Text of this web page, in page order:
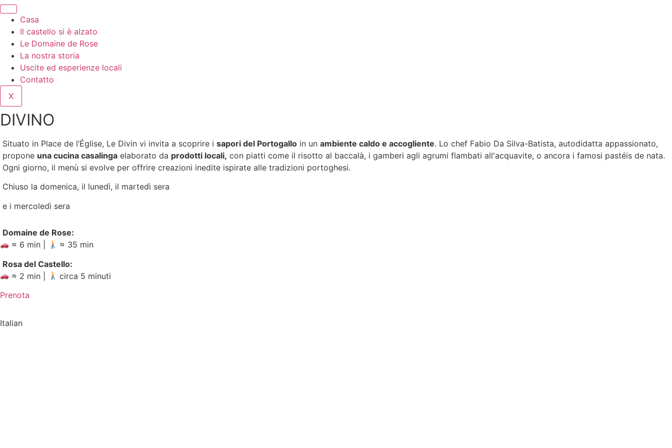
Vai
contenuto
Casa
Il castello si è alzato
Le Domaine de Rose
La nostra storia
Uscite ed esperienze locali
Contatto
X
DIVINO
Situato in Place de l’Église, Le Divin vi invita a scoprire i sapori del Portogallo in un ambiente caldo e accogliente. Lo chef Fabio Da Silva-Batista, autodidatta appassionato,
propone una cucina casalinga elaborato da prodotti locali, con piatti come il risotto al baccalà, i gamberi agli agrumi flambati all'acquavite, o ancora i famosi pastéis de nata.
Ogni giorno, il menù si evolve per offrire creazioni inedite ispirate alle tradizioni portoghesi.
Chiuso la domenica, il lunedì, il martedì sera
e i mercoledì sera
Domaine de Rose:
≈ 6 min |
≈ 35 min
Rosa del Castello:
≈ 2 min |
circa 5 minuti
Prenota
Italian